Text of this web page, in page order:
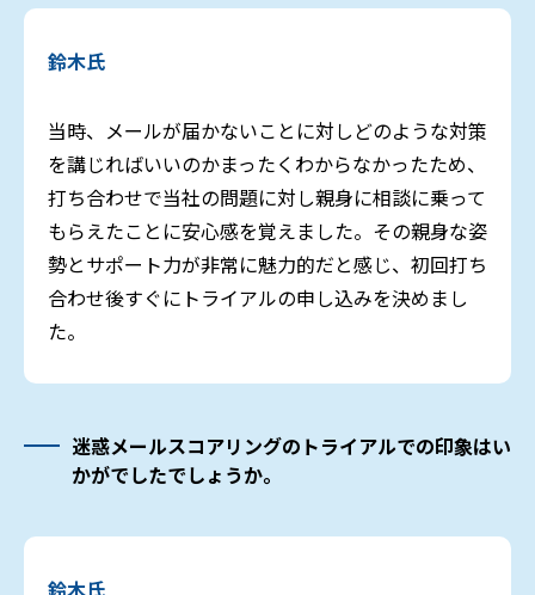
鈴木氏
当時、メールが届かないことに対しどのような対策
を講じればいいのかまったくわからなかったため、
打ち合わせで当社の問題に対し親身に相談に乗って
もらえたことに安心感を覚えました。その親身な姿
勢とサポート力が非常に魅力的だと感じ、初回打ち
合わせ後すぐにトライアルの申し込みを決めまし
た。
迷惑メールスコアリングのトライアルでの印象はい
かがでしたでしょうか。
鈴木氏